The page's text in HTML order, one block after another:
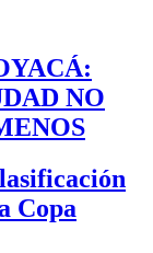
NO
Copa